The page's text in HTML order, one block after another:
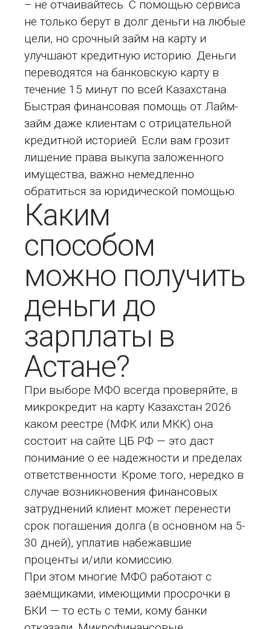
– не отчаивайтесь. С помощью сервиса
не только берут в долг деньги на любые
цели, но срочный займ на карту и
улучшают кредитную историю. Деньги
переводятся на банковскую карту в
течение 15 минут по всей Казахстана.
Быстрая финансовая помощь от Лайм-
займ даже клиентам с отрицательной
кредитной историей. Если вам грозит
лишение права выкупа заложенного
имущества, важно немедленно
обратиться за юридической помощью.
Каким
способом
можно получить
деньги до
зарплаты в
Астане?
При выборе МФО всегда проверяйте, в
микрокредит на карту Казахстан 2026
каком реестре (МФК или МКК) она
состоит на сайте ЦБ РФ — это даст
понимание о ее надежности и пределах
ответственности. Кроме того, нередко в
случае возникновения финансовых
затруднений клиент может перенести
срок погашения долга (в основном на 5-
30 дней), уплатив набежавшие
проценты и/или комиссию.
При этом многие МФО работают с
заёмщиками, имеющими просрочки в
БКИ — то есть с теми, кому банки